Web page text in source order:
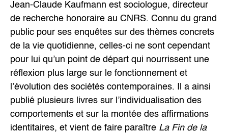
Jean-Claude Kaufmann est sociologue, directeur
de recherche honoraire au CNRS. Connu du grand
public pour ses enquêtes sur des thèmes concrets
de la vie quotidienne, celles-ci ne sont cependant
pour lui qu’un point de départ qui nourrissent une
réflexion plus large sur le fonctionnement et
l’évolution des sociétés contemporaines. Il a ainsi
publié plusieurs livres sur l’individualisation des
comportements et sur la montée des affirmations
identitaires, et vient de faire paraître La Fin de la